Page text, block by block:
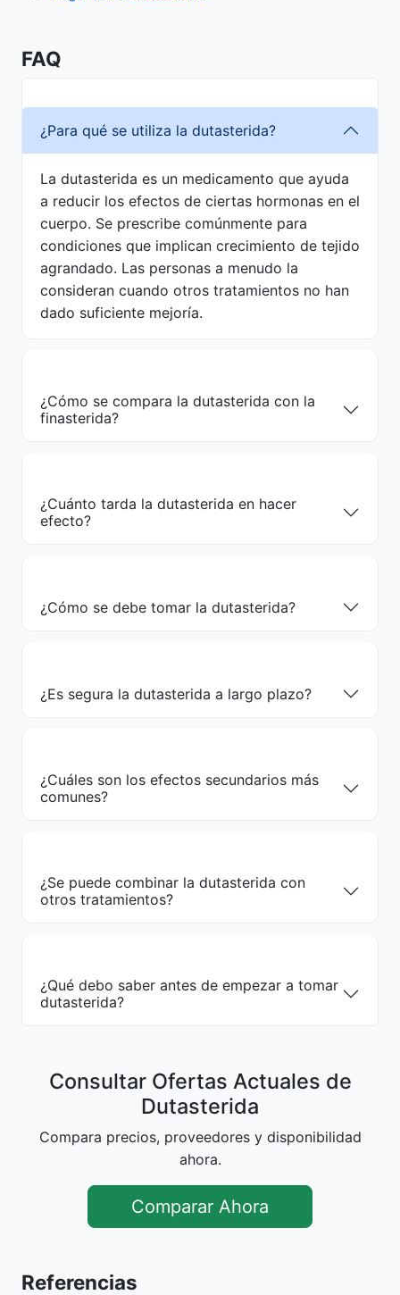
FAQ
¿Para qué se utiliza la dutasterida?
La dutasterida es un medicamento que ayuda
a reducir los efectos de ciertas hormonas en el
cuerpo. Se prescribe comúnmente para
condiciones que implican crecimiento de tejido
agrandado. Las personas a menudo la
consideran cuando otros tratamientos no han
dado suficiente mejoría.
¿Cómo se compara la dutasterida con la
finasterida?
¿Cuánto tarda la dutasterida en hacer
efecto?
¿Cómo se debe tomar la dutasterida?
¿Es segura la dutasterida a largo plazo?
¿Cuáles son los efectos secundarios más
comunes?
¿Se puede combinar la dutasterida con
otros tratamientos?
¿Qué debo saber antes de empezar a tomar
dutasterida?
Consultar Ofertas Actuales de
Dutasterida
Compara precios, proveedores y disponibilidad
ahora.
Comparar Ahora
Referencias